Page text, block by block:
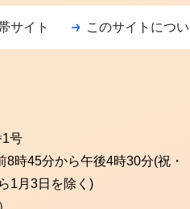
サイト このサイトにつ
1号
8時45分から午後4時30分(祝・
1月3日を除く)